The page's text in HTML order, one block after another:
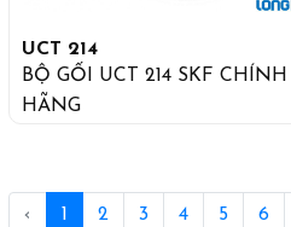
UCT 214
BỘ GỐI UCT 214 SKF CHÍNH
HÃNG
‹ 1 2 3 4 5 6